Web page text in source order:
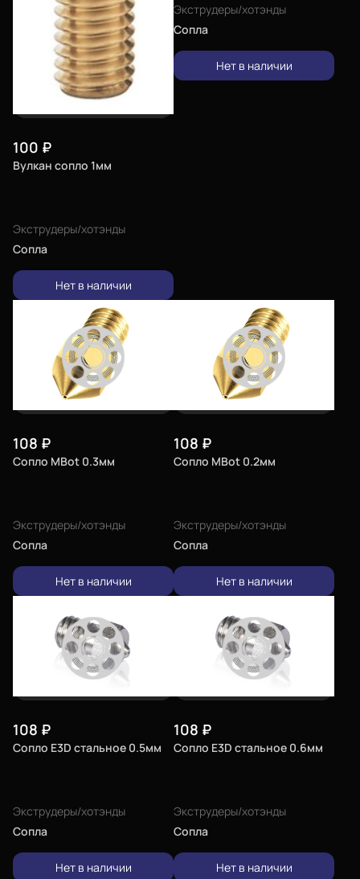
100 ₽
Вулкан сопло 1мм
Экструдеры/хотэнды
Сопла
Нет в наличии
Экструдеры/хотэнды
Сопла
Нет в наличии
108 ₽
Сопло MBot 0.3мм
Экструдеры/хотэнды
Сопла
Нет в наличии
108 ₽
Сопло MBot 0.2мм
Экструдеры/хотэнды
Сопла
Нет в наличии
108 ₽
Сопло E3D стальное 0.5мм
Экструдеры/хотэнды
Сопла
Нет в наличии
108 ₽
Сопло E3D стальное 0.6мм
Экструдеры/хотэнды
Сопла
Нет в наличии